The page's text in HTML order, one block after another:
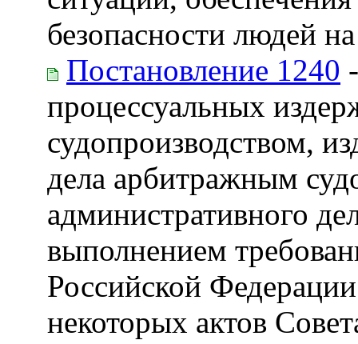
безопасности людей
Постановление 1240
процессуальных
судопроизводством,
дела арбитражным
административного
выполнением
Российской
некоторых актов